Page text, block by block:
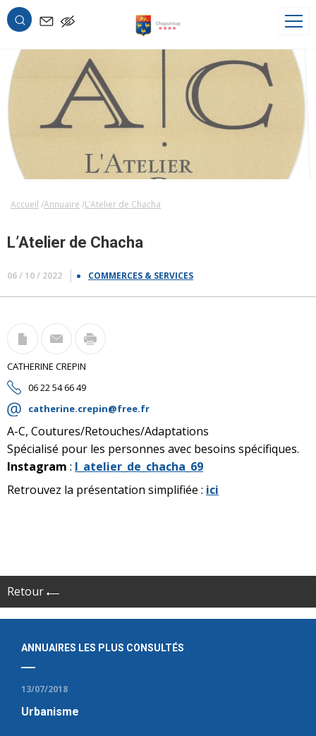
Accueil Annuaire L’Atelier de Chacha
L’Atelier de Chacha
06 / 10 / 2022 COMMERCES & SERVICES
CATHERINE CREPIN
06 22 54 66 49
catherine.crepin@free.fr
A-C, Coutures/Retouches/Adaptations
Spécialisé pour les personnes avec besoins spécifiques.
Instagram : l_atelier_de_chacha_69
Retrouvez la présentation simplifiée : ici
Retour
ANNUAIRES LES PLUS CONSULTÉS
13/07/2018
Urbanisme